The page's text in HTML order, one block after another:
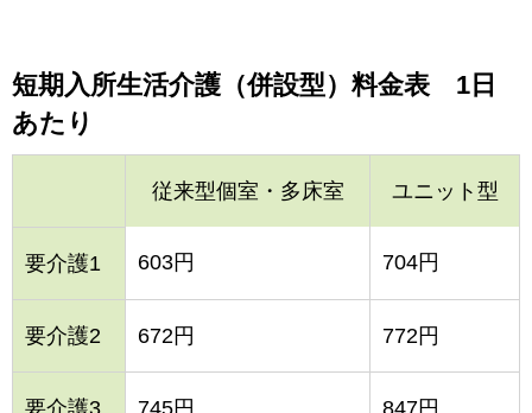
短期入所生活介護（併設型）料金表 1日
あたり
従来型個室・多床室 ユニット型
要介護1 603円 704円
要介護2 672円 772円
要介護3 745円 847円